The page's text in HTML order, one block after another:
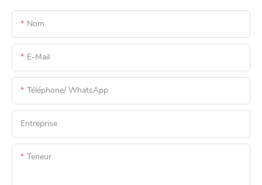
Nom
E-Mail
Téléphone/ WhatsApp
Entreprise
Teneur